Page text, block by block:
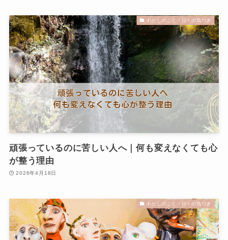
わたしのこと・日々の気づき
頑張っているのに苦しい人へ｜何も変えなくても心
が整う理由
2026年4月18日
わたしのこと・日々の気づき